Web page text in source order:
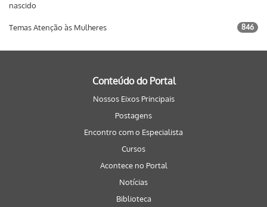
nascido
Temas Atenção às Mulheres 846
Conteúdo do Portal
Nossos Eixos Principais
Postagens
Encontro com o Especialista
Cursos
Acontece no Portal
Notícias
Biblioteca